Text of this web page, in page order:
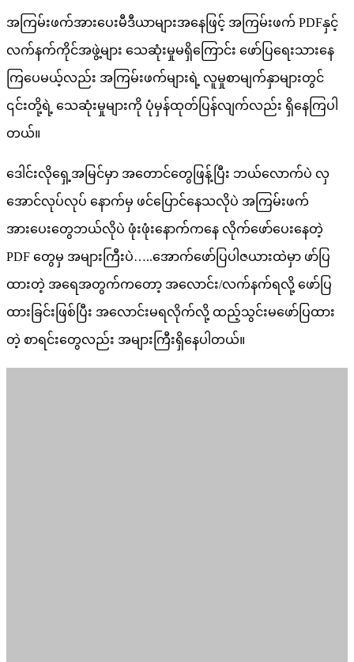
အကြမ်းဖက်အားပေးမီဒီယာများအနေဖြင့် အကြမ်းဖက် PDFနှင့်
လက်နက်ကိုင်အဖွဲ့များ သေဆုံးမှုမရှိကြောင်း ဖော်ပြရေးသားနေ
ကြပေမယ့်လည်း အကြမ်းဖက်များရဲ့ လူမှုစာမျက်နှာများတွင်
၎င်းတို့ရဲ့ သေဆုံးမှုများကို ပုံမှန်ထုတ်ပြန်လျက်လည်း ရှိနေကြပါ
တယ်။
ဒေါင်းလိုရှေ့အမြင်မှာ အတောင်တွေဖြန့်ပြီး ဘယ်လောက်ပဲ လှ
အောင်လုပ်လုပ် နောက်မှ ဖင်ပြောင်နေသလိုပဲ အကြမ်းဖက်
အားပေးတွေဘယ်လိုပဲ ဖုံးဖုံးနောက်ကနေ လိုက်ဖော်ပေးနေတဲ့
PDF တွေမှ အများကြီးပဲ…..အောက်ဖော်ပြပါဇယားထဲမှာ ဖာ်ပြ
ထားတဲ့ အရေအတွက်ကတော့ အလောင်း/လက်နက်ရလို့ ဖော်ပြ
ထားခြင်းဖြစ်ပြီး အလောင်းမရလိုက်လို့ ထည့်သွင်းမဖော်ပြထား
တဲ့ စာရင်းတွေလည်း အများကြီးရှိနေပါတယ်။